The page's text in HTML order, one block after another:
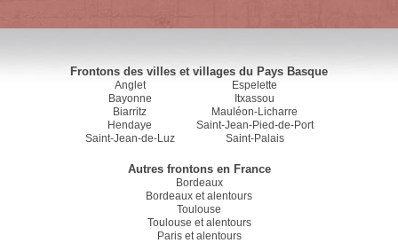
Frontons des villes et villages du Pays Basque
Anglet
Bayonne
Biarritz
Hendaye
Saint-Jean-de-Luz
Espelette
Itxassou
Mauléon-Licharre
Saint-Jean-Pied-de-Port
Saint-Palais
Autres frontons en France
Bordeaux
Bordeaux et alentours
Toulouse
Toulouse et alentours
Paris et alentours